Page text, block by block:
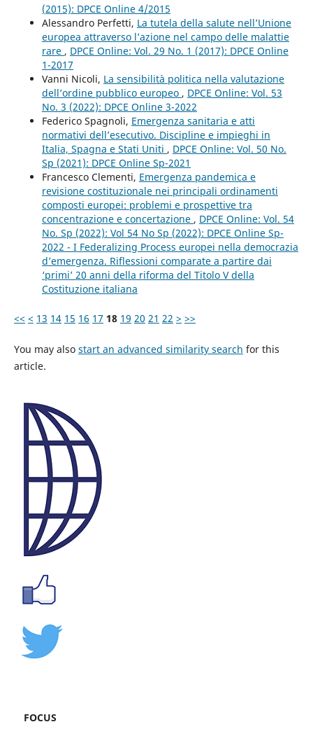
(2015): DPCE Online 4/2015
Alessandro Perfetti, La tutela della salute nell’Unione
europea attraverso l’azione nel campo delle malattie
rare , DPCE Online: Vol. 29 No. 1 (2017): DPCE Online
1-2017
Vanni Nicoli, La sensibilità politica nella valutazione
dell’ordine pubblico europeo , DPCE Online: Vol. 53
No. 3 (2022): DPCE Online 3-2022
Federico Spagnoli, Emergenza sanitaria e atti
normativi dell’esecutivo. Discipline e impieghi in
Italia, Spagna e Stati Uniti , DPCE Online: Vol. 50 No.
Sp (2021): DPCE Online Sp-2021
Francesco Clementi, Emergenza pandemica e
revisione costituzionale nei principali ordinamenti
composti europei: problemi e prospettive tra
concentrazione e concertazione , DPCE Online: Vol. 54
No. Sp (2022): Vol 54 No Sp (2022): DPCE Online Sp-
2022 - I Federalizing Process europei nella democrazia
d’emergenza. Riflessioni comparate a partire dai
‘primi’ 20 anni della riforma del Titolo V della
Costituzione italiana
<< < 13 14 15 16 17 18 19 20 21 22 > >>
You may also start an advanced similarity search for this
article.
FOCUS